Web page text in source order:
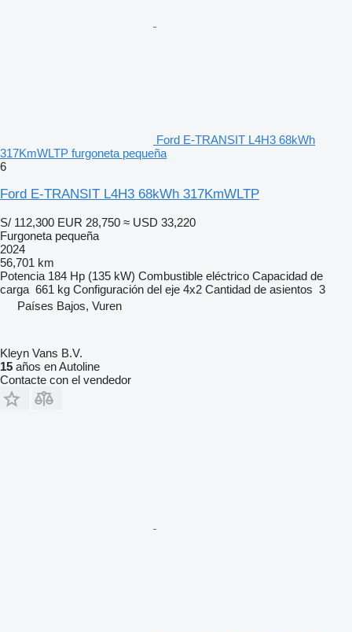
Ford E-TRANSIT L4H3 68kWh
317KmWLTP furgoneta pequeña
6
Ford E-TRANSIT L4H3 68kWh 317KmWLTP
S/ 112,300 EUR 28,750 ≈ USD 33,220
Furgoneta pequeña
2024
56,701 km
Potencia 184 Hp (135 kW) Combustible eléctrico Capacidad de
carga 661 kg Configuración del eje 4x2 Cantidad de asientos 3
Países Bajos, Vuren
Kleyn Vans B.V.
15 años en Autoline
Contacte con el vendedor